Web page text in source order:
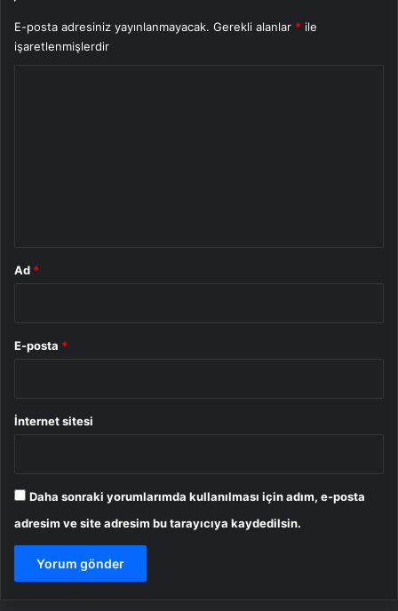
E-posta adresiniz yayınlanmayacak. Gerekli alanlar * ile
işaretlenmişlerdir
Ad *
E-posta *
İnternet sitesi
Daha sonraki yorumlarımda kullanılması için adım, e-posta
adresim ve site adresim bu tarayıcıya kaydedilsin.